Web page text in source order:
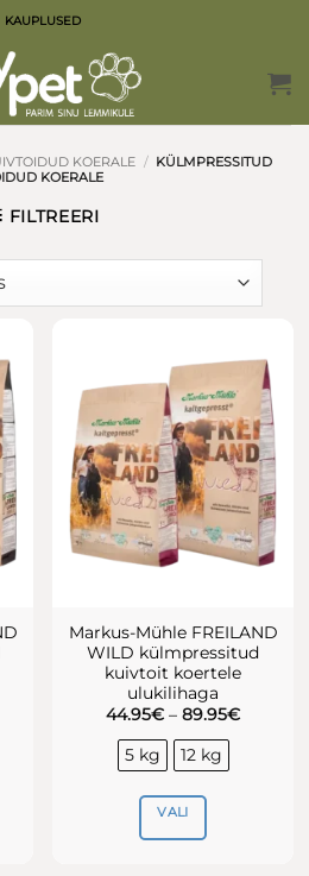
KAUPLUSED
KOERALE / KÜLMPRESSITUD
KOERALE
FILTREERI
Markus-Mühle FREILAND
WILD külmpressitud
kuivtoit koertele
ulukilihaga
44.95€ – 89.95€
5 kg 12 kg
VALI